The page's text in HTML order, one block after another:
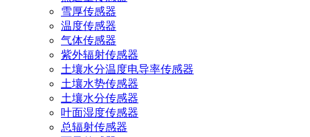
雪厚传感器
温度传感器
气体传感器
紫外辐射传感器
土壤水分温度电导率传感器
土壤水势传感器
土壤水分传感器
叶面湿度传感器
总辐射传感器